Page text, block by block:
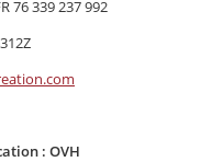
76 339 237 992
: OVH